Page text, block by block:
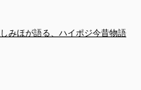
みほが語る、ハイポジ今昔物語